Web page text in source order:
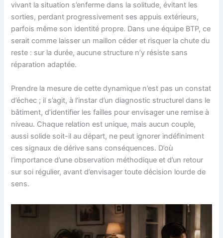
vivant la situation s’enferme dans la solitude, évitant les
sorties, perdant progressivement ses appuis extérieurs,
parfois même son identité propre. Dans une équipe BTP, ce
serait comme laisser un maillon céder et risquer la chute du
reste : sur la durée, aucune structure n’y résiste sans
réparation adaptée.
Prendre la mesure de cette dynamique n’est pas un constat
d’échec ; il s’agit, à l’instar d’un diagnostic structurel dans le
bâtiment, d’identifier les failles pour envisager une remise à
niveau. Chaque relation est unique, mais aucun couple,
aussi solide soit-il au départ, ne peut ignorer indéfiniment
ces signaux de dérive sans conséquences. D’où
l’importance d’une observation méthodique et d’un retour
sur soi régulier, avant d’envisager toute décision lourde de
sens.